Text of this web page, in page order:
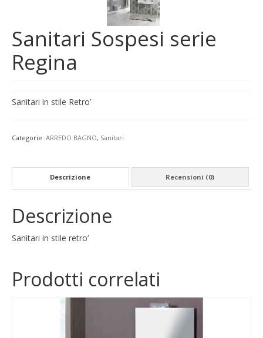
Sanitari Sospesi serie
Regina
Sanitari in stile Retro’
Categorie: ARREDO BAGNO, Sanitari
Descrizione Recensioni (0)
Descrizione
Sanitari in stile retro’
Prodotti correlati